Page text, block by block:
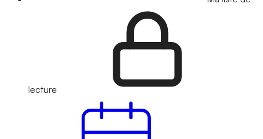
lecture